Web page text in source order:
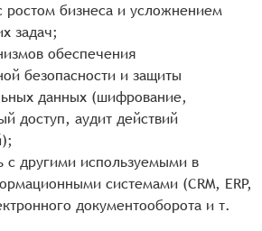
ростом бизнеса и усложнением
задач;
обеспечения
безопасности и защиты
данных (шифрование,
доступ, аудит действий
с другими используемыми в
системами (CRM, ERP,
документооборота и т.